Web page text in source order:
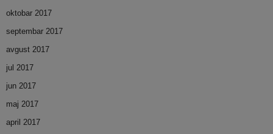
oktobar 2017
septembar 2017
avgust 2017
jul 2017
jun 2017
maj 2017
april 2017